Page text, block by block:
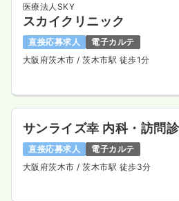
医療法人SKY
スカイクリニック
直接応募求人
電子カルテ
大阪府茨木市/ 茨木市駅 徒歩1分
サンライズ幸 内科・訪問
直接応募求人
電子カルテ
大阪府茨木市/ 茨木市駅 徒歩3分